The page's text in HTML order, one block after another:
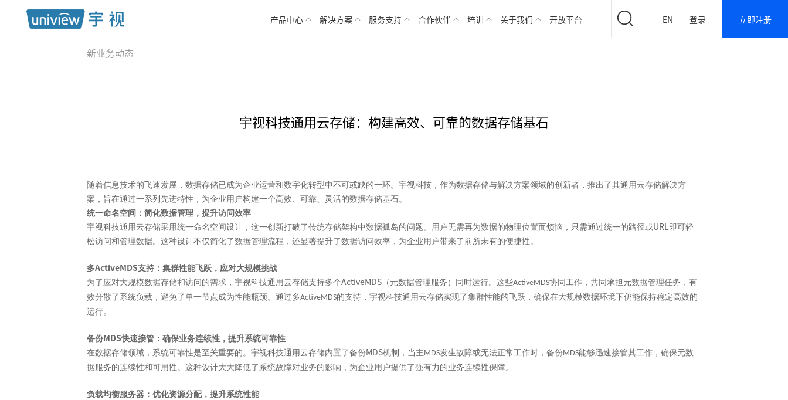
产品中心 解决方案 服务支持 合作伙伴 培训 关于我们 开放平台 EN 登录 立即注册
新业务动态
宇视科技通用云存储：构建高效、可靠的数据存储基石
随着信息技术的飞速发展，数据存储已成为企业运营和数字化转型中不可或缺的一环。宇视科技，作为数据存储与解决方案领域的创新者，推出了其通用云存储解决方
案，旨在通过一系列先进特性，为企业用户构建一个高效、可靠、灵活的数据存储基石。
统一命名空间：简化数据管理，提升访问效率
宇视科技通用云存储采用统一命名空间设计，这一创新打破了传统存储架构中数据孤岛的问题。用户无需再为数据的物理位置而烦恼，只需通过统一的路径或URL即可轻
松访问和管理数据。这种设计不仅简化了数据管理流程，还显著提升了数据访问效率，为企业用户带来了前所未有的便捷性。
多ActiveMDS支持：集群性能飞跃，应对大规模挑战
为了应对大规模数据存储和访问的需求，宇视科技通用云存储支持多个ActiveMDS（元数据管理服务）同时运行。这些ActiveMDS协同工作，共同承担元数据管理任务，有
效分散了系统负载，避免了单一节点成为性能瓶颈。通过多ActiveMDS的支持，宇视科技通用云存储实现了集群性能的飞跃，确保在大规模数据环境下仍能保持稳定高效的
运行。
备份MDS快速接管：确保业务连续性，提升系统可靠性
在数据存储领域，系统可靠性是至关重要的。宇视科技通用云存储内置了备份MDS机制，当主MDS发生故障或无法正常工作时，备份MDS能够迅速接管其工作，确保元数
据服务的连续性和可用性。这种设计大大降低了系统故障对业务的影响，为企业用户提供了强有力的业务连续性保障。
负载均衡服务器：优化资源分配，提升系统性能